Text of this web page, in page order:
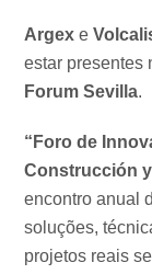
Argex e
estar presentes
Forum Sevilla.
“Foro de
Construcción
encontro anual
soluções,
projetos reais